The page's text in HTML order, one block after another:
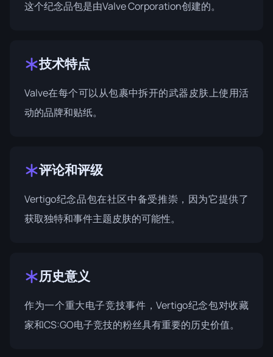
这个纪念品包是由Valve Corporation创建的。
技术特点
Valve在每个可以从包裹中拆开的武器皮肤上使用活
动的品牌和贴纸。
评论和评级
Vertigo纪念品包在社区中备受推崇，因为它提供了
获取独特和事件主题皮肤的可能性。
历史意义
作为一个重大电子竞技事件，Vertigo纪念包对收藏
家和CS:GO电子竞技的粉丝具有重要的历史价值。